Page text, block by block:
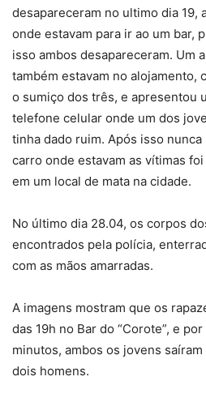
desapareceram no ultimo dia 19,
onde estavam para ir ao um bar,
isso ambos desapareceram. Um
também estavam no alojamento,
o sumiço dos três, e apresentou
telefone celular onde um dos
tinha dado ruim. Após isso
carro onde estavam as vítimas
em um local de mata na cidade.
No último dia 28.04, os corpos
encontrados pela polícia,
com as mãos amarradas.
A imagens mostram que os
das 19h no Bar do “Corote”, e
minutos, ambos os jovens
dois homens.